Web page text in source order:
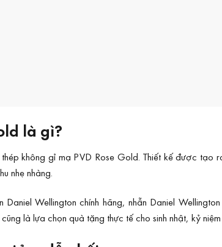
là gì?
không gỉ mạ PVD Rose Gold. Thiết kế được
nhẹ nhàng.
Wellington chính hãng, nhẫn Daniel
là lựa chọn quà tặng thực tế cho sinh nhật, kỷ